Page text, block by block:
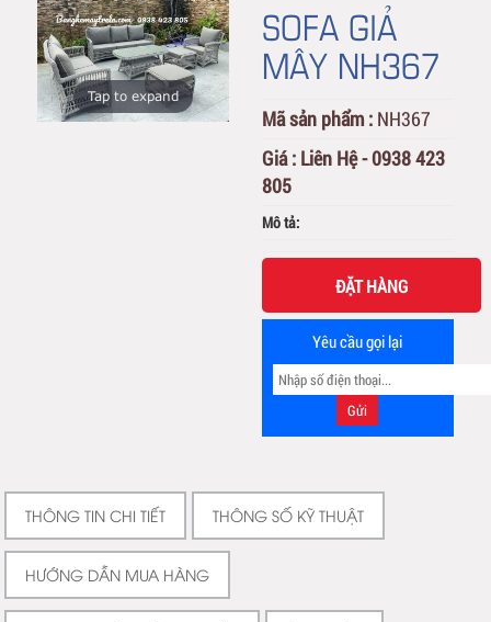
Tap to expand
SOFA GIẢ
MÂY NH367
Mã sản phẩm : NH367
Giá : Liên Hệ - 0938 423
805
Mô tả:
ĐẶT HÀNG
Yêu cầu gọi lại
THÔNG TIN CHI TIẾT THÔNG SỐ KỸ THUẬT
HƯỚNG DẪN MUA HÀNG